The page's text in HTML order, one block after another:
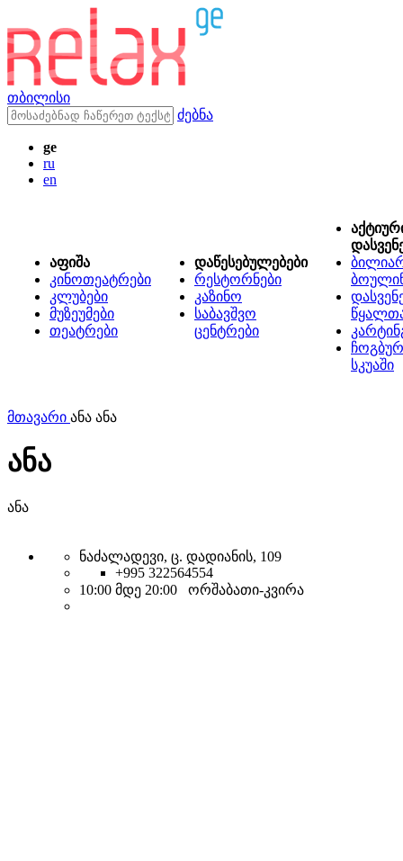
თბილისი
ძებნა
ge
ru
en
აფიშა
კინოთეატრები
კლუბები
მუზეუმები
თეატრები
დაწესებულებები
რესტორნები
კაზინო
საბავშვო
ცენტრები
სკუაში
მთავარი ანა ანა
ანა
ანა
ნაძალადევი, ც. დადიანის, 109
+995 322564554
10:00 მდე 20:00 ორშაბათი-კვირა